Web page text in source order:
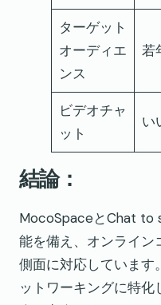
ターゲット
オーディエ
ンス
若
ビデオチャ
ット
い
結論：
MocoSpaceとChat to
能を備え、オンライン
側面に対応していま
ットワーキングに特